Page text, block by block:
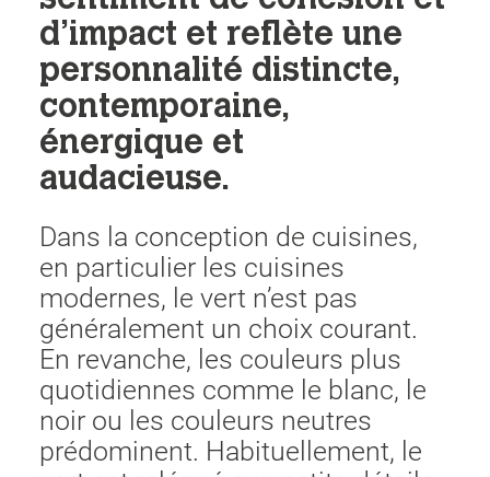
d’impact et reflète une
personnalité distincte,
contemporaine,
énergique et
audacieuse.
Dans la conception de cuisines,
en particulier les cuisines
modernes, le vert n’est pas
généralement un choix courant.
En revanche, les couleurs plus
quotidiennes comme le blanc, le
noir ou les couleurs neutres
prédominent. Habituellement, le